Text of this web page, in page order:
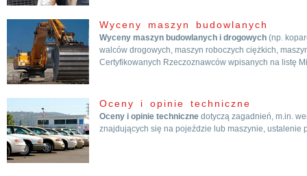
Wyceny maszyn budowlanych
Wyceny maszyn budowlanych i drogowych (np.
walców drogowych, maszyn roboczych ciężkich,
Certyfikowanych Rzeczoznawców wpisanych na listę
Oceny i opinie techniczne
Oceny i opinie techniczne dotyczą zagadnień, m.in.
znajdujących się na pojeździe lub maszynie, ustalenie